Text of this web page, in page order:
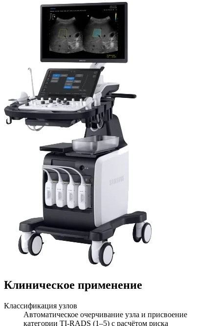
Клиническое применение
Классификация узлов
Автоматическое очерчивание узла и присвоение
категории TI-RADS (1–5) с расчётом риска